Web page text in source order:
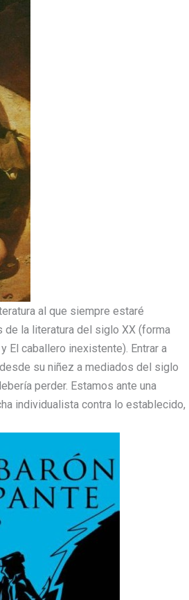
al que siempre estaré
la literatura del siglo XX (forma
El caballero inexistente). Entrar a
su niñez a mediados del siglo
perder. Estamos ante una
individualista contra lo establecido,